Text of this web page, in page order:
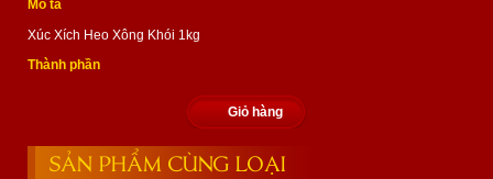
Mô tả
Xúc Xích Heo Xông Khói 1kg
Thành phần
Giỏ hàng
SẢN PHẨM CÙNG LOẠI